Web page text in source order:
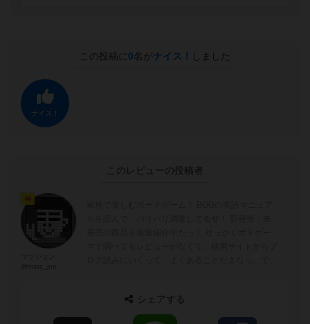
この投稿に 0名がナイス！ しました
ナイス！
このレビューの投稿者
シェアする